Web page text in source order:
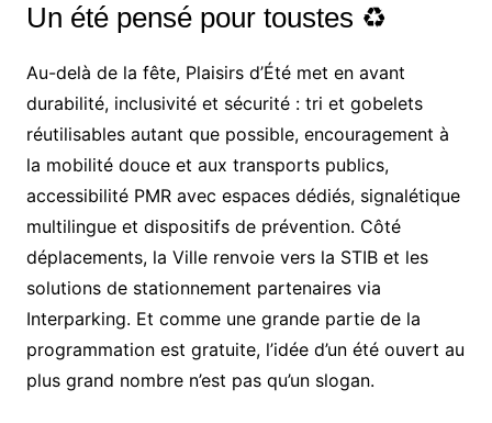
Un été pensé pour toustes ♻️
Au-delà de la fête, Plaisirs d’Été met en avant
durabilité, inclusivité et sécurité : tri et gobelets
réutilisables autant que possible, encouragement à
la mobilité douce et aux transports publics,
accessibilité PMR avec espaces dédiés, signalétique
multilingue et dispositifs de prévention. Côté
déplacements, la Ville renvoie vers la STIB et les
solutions de stationnement partenaires via
Interparking. Et comme une grande partie de la
programmation est gratuite, l’idée d’un été ouvert au
plus grand nombre n’est pas qu’un slogan.